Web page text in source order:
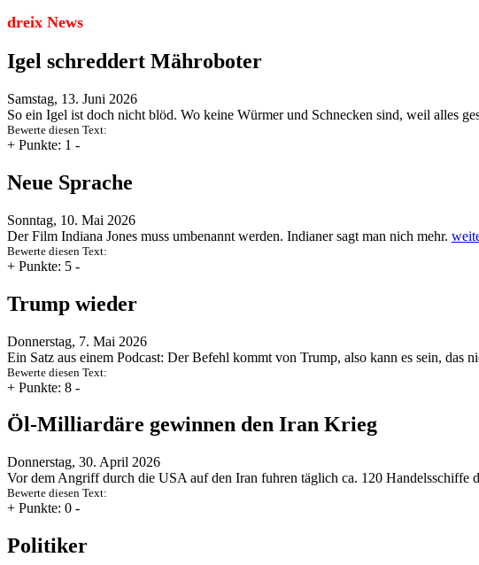
dreix News
Igel schreddert Mähroboter
Samstag, 13. Juni 2026
So ein Igel ist doch nicht blöd. Wo keine Würmer und Schnecken sind, weil alles
Bewerte diesen Text:
+ Punkte: 1 -
Neue Sprache
Sonntag, 10. Mai 2026
Der Film Indiana Jones muss umbenannt werden. Indianer sagt man nich mehr.
Bewerte diesen Text:
+ Punkte: 5 -
Trump wieder
Donnerstag, 7. Mai 2026
Ein Satz aus einem Podcast: Der Befehl kommt von Trump, also kann es sein, das
Bewerte diesen Text:
+ Punkte: 8 -
Öl-Milliardäre gewinnen den Iran Krieg
Donnerstag, 30. April 2026
Vor dem Angriff durch die USA auf den Iran fuhren täglich ca. 120 Handelsschiffe
Bewerte diesen Text:
+ Punkte: 0 -
Politiker